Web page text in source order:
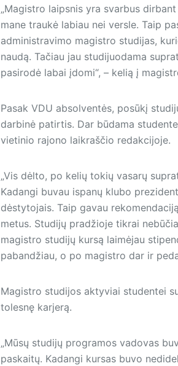
„Magistro laipsnis yra svarbus
mane traukė labiau nei versle. Taip
administravimo magistro studijas,
naudą. Tačiau jau studijuodama
pasirodė labai įdomi“, – kelią į
Pasak VDU absolventės, posūkį
darbinė patirtis. Dar būdama
vietinio rajono laikraščio redakcijoje.
„Vis dėlto, po kelių tokių vasarų
Kadangi buvau ispanų klubo
dėstytojais. Taip gavau
metus. Studijų pradžioje tikrai
magistro studijų kursą laimėjau
pabandžiau, o po magistro dar ir
Magistro studijos aktyviai studentei
tolesnę karjerą.
„Mūsų studijų programos vadovas
paskaitų. Kadangi kursas buvo